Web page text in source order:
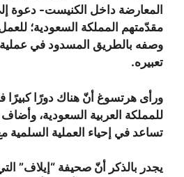
المعارضة داخل الكنيست- دعوة
مقدّمتهم المملكة السعودية؛
وصفه بالطريق المسدود في
تعبيره.
ورأى هرتسوغ أنّ هناك دورًا كبيرًا
للمملكة العربية السعودية،
تساعد في إحياء العملية السلمية
يجدر بالذكر أنّ صحيفة “إيلاف”